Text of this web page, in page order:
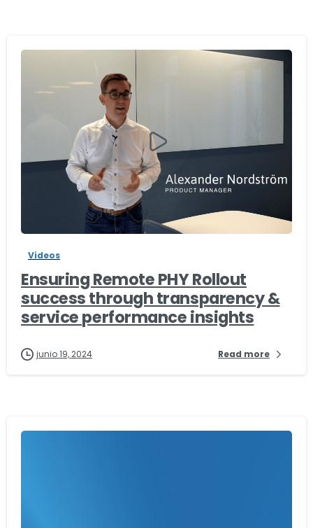
Videos
Ensuring Remote PHY Rollout
success through transparency &
service performance insights
junio 19, 2024 Read more